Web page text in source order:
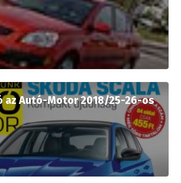
az Autó-Motor 2018/25-26-os